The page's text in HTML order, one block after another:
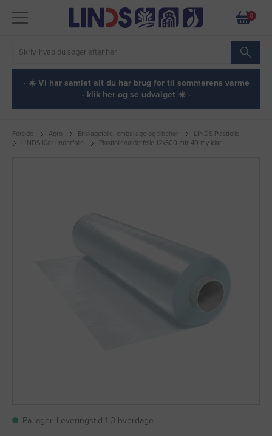
0
· ☀️ Vi har samlet alt du har brug for til sommerens varme
- klik her og se udvalget ☀️ ·
Forside Agro Ensilagefolie, emballage og tilbehør
LINDS Plastfolie
LINDS Klar underfolie
Plastfolie/underfolie 12x300 mtr 40 my klar
På lager. Leveringstid 1-3 hverdage